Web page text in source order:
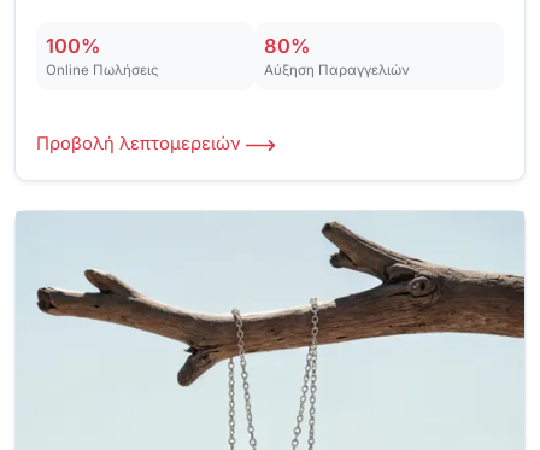
100%
Online Πωλήσεις
80%
Αύξηση Παραγγελιών
Προβολή λεπτομερειών